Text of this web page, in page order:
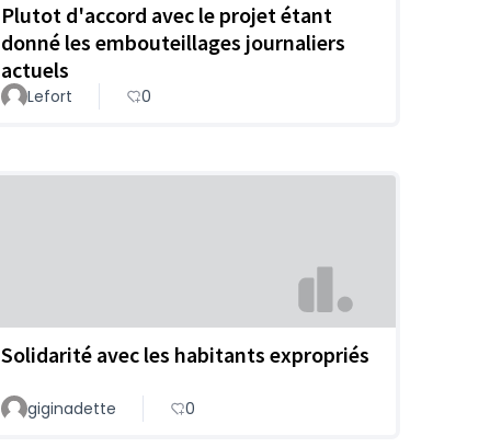
Plutot d'accord avec le projet étant
donné les embouteillages journaliers
actuels
Lefort 0
Solidarité avec les habitants expropriés
giginadette 0